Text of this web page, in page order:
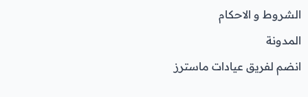
الشروط و الاحكام
المدونة
انضم لفريق عيادات ماسترز